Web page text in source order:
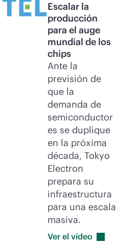
Escalar la
producción
para el auge
mundial de los
chips
Ante la
previsión de
que la
demanda de
semiconductor
es se duplique
en la próxima
década, Tokyo
Electron
prepara su
infraestructura
para una escala
masiva.
Ver el vídeo